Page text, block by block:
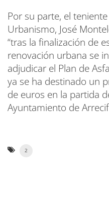
Por su parte, el
Urbanismo, José
“tras la finalización de
renovación urbana se
adjudicar el Plan de
ya se ha destinado un
de euros en la partida
Ayuntamiento de
2